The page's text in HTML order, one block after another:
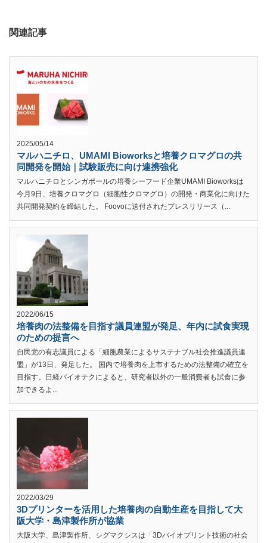
関連記事
2025/05/14
マルハニチロ、UMAMI Bioworksと培養クロマグロの共
同開発を開始｜試験販売に向け連携強化
マルハニチロとシンガポールの培養シーフード企業UMAMI Bioworksは
今月9日、培養クロマグロ（細胞性クロマグロ）の開発・商業化に向けた
共同開発契約を締結した。 Foovoに送付されたプレスリリース（...
2022/06/15
培養肉の法整備を目指す議員連盟が発足、年内に試食実現
のための提言へ
自民党の有志議員による「細胞農業によるサステナブル社会推進議員連
盟」が13日、発足した。 国内で培養肉を上市するための法整備の確立を
目指す。日経バイオテクによると、研究者以外の一般消費者も試食に参
加できるよ...
2022/03/29
3Dプリンターを活用した培養肉の自動生産を目指して大
阪大学・島津製作所が協業
大阪大学、島津製作所、シグマクシスは「3Dバイオプリント技術の社会